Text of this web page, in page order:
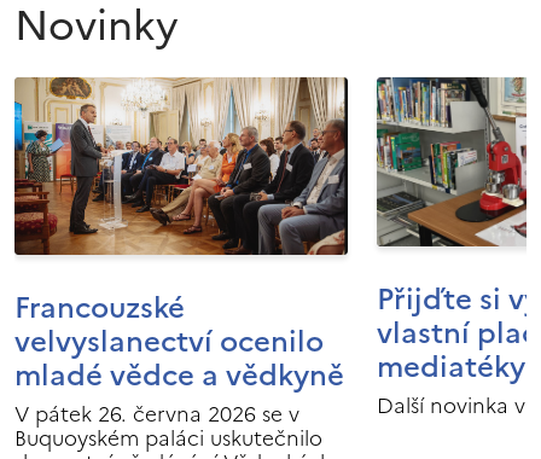
Novinky
Francouzské
velvyslanectví ocenilo
mladé vědce a vědkyně
V pátek 26. června 2026 se v
Buquoyském paláci uskutečnilo
Přijďte si
vlastní
mediatéky
Další novinka v